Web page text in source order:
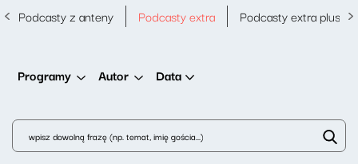
Podcasty z anteny Podcasty extra Podcasty extra plus
Programy Autor Data